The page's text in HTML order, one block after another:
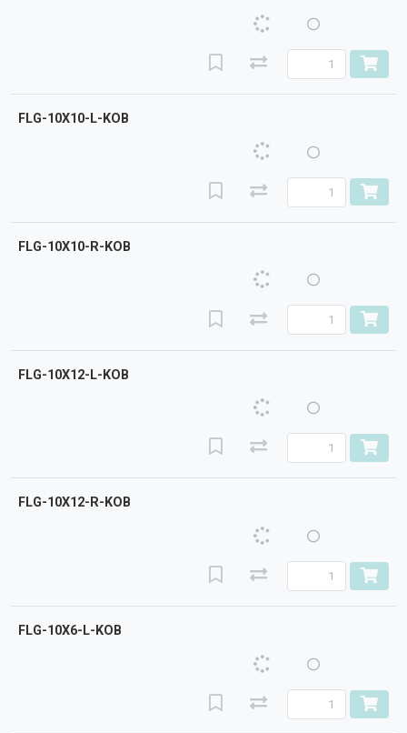
FLG-10X10-L-KOB
FLG-10X10-R-KOB
FLG-10X12-L-KOB
FLG-10X12-R-KOB
FLG-10X6-L-KOB